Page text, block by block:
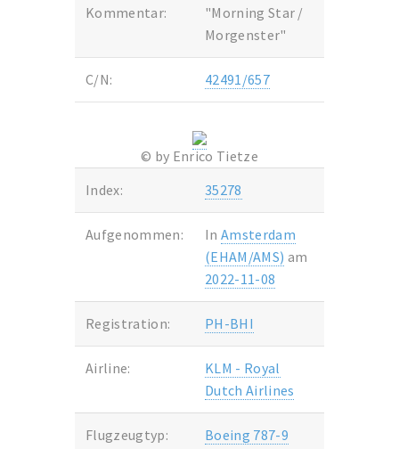
Kommentar:
"Morning Star /
Morgenster"
C/N: 42491/657
© by Enrico Tietze
Index:
35278
Aufgenommen: In Amsterdam
(EHAM/AMS) am
2022-11-08
Registration: PH-BHI
Airline:
KLM - Royal
Dutch Airlines
Flugzeugtyp:
Boeing 787-9